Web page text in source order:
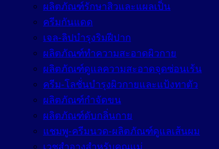
ผลิตภัณฑ์รักษาสิวและแผลเป็น
ครีมกันแดด
เจล-ลิปบำรุงริมฝีปาก
ผลิตภัณฑ์ทำความสะอาดผิวกาย
ผลิตภัณฑ์ดูแลความสะอาดจุดซ่อนเร้น
ครีม-โลชั่นบำรุงผิวกายและแป้งทาตัว
ผลิตภัณฑ์กำจัดขน
ผลิตภัณฑ์ดับกลิ่นกาย
แชมพู-ครีมนวด-ผลิตภัณฑ์ดูแลเส้นผม
เวชสำอางสำหรับคุณแม่